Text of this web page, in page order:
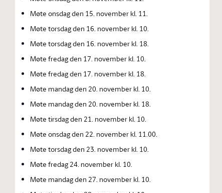
Møte onsdag den 15. november kl. 11.
Møte torsdag den 16. november kl. 10.
Møte torsdag den 16. november kl. 18.
Møte fredag den 17. november kl. 10.
Møte fredag den 17. november kl. 18.
Møte mandag den 20. november kl. 10.
Møte mandag den 20. november kl. 18.
Møte tirsdag den 21. november kl. 10.
Møte onsdag den 22. november kl. 11.00.
Møte torsdag den 23. november kl. 10.
Møte fredag 24. november kl. 10.
Møte mandag den 27. november kl. 10.